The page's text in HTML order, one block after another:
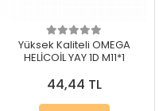
Yüksek Kaliteli OMEGA
HELİCOİL YAY 1D M11*1
44,44 TL